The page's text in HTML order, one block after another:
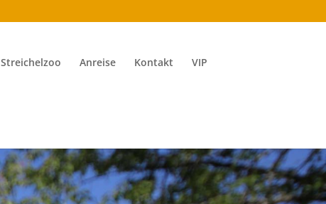
Streichelzoo Anreise Kontakt VIP